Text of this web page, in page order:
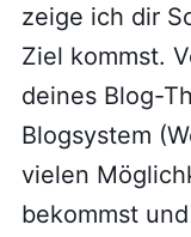
zeige ich dir
Ziel kommst.
deines Blog-
Blogsystem
vielen
bekommst